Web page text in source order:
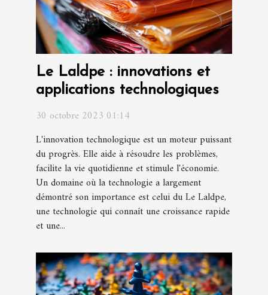
Le Laldpe : innovations et
applications technologiques
30 octobre 2023 01:14
L'innovation technologique est un moteur puissant
du progrès. Elle aide à résoudre les problèmes,
facilite la vie quotidienne et stimule l'économie.
Un domaine où la technologie a largement
démontré son importance est celui du Le Laldpe,
une technologie qui connaît une croissance rapide
et une...